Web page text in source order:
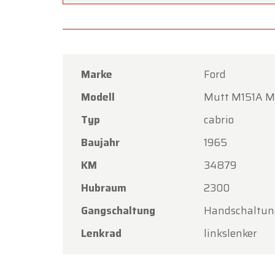
Marke
Ford
Modell
Mutt M151A
Typ
cabrio
Baujahr
1965
KM
34879
Hubraum
2300
Gangschaltung
Lenkrad
linkslenker